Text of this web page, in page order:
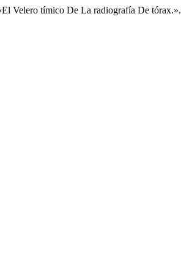
Velero tímico De La radiografía De tórax.».